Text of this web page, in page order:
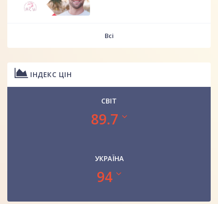
Всі
ІНДЕКС ЦІН
СВІТ
89.7
УКРАЇНА
94